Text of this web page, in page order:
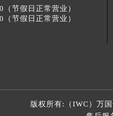
节假日正常营业）
节假日正常营业）
版权所有:（IWC） 万